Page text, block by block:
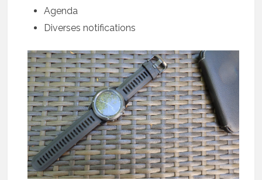
Agenda
Diverses notifications